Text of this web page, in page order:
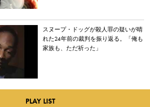
スヌープ・ドッグが殺人罪の疑いが晴
れた24年前の裁判を振り返る。「俺も
家族も、ただ祈った」
PLAY LIST